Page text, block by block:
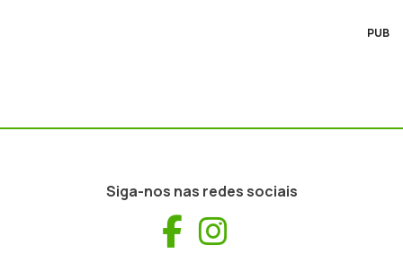
PUB
Siga-nos nas redes sociais
Facebook